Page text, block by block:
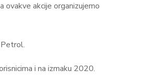
akcije organizujemo
i na izmaku 2020.